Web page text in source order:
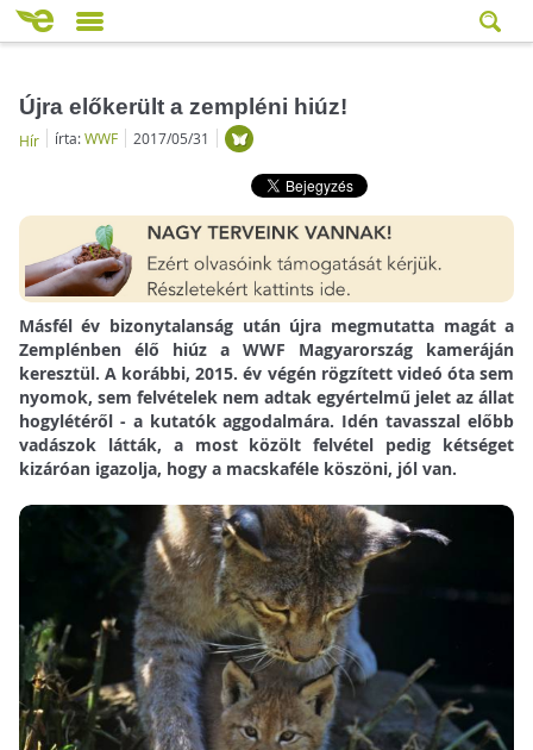
Újra előkerült a zempléni hiúz!
Hír írta:WWF 2017/05/31
Másfél év bizonytalanság után újra megmutatta magát a
Zemplénben élő hiúz a WWF Magyarország kameráján
keresztül. A korábbi, 2015. év végén rögzített videó óta sem
nyomok, sem felvételek nem adtak egyértelmű jelet az állat
hogylétéről - a kutatók aggodalmára. Idén tavasszal előbb
vadászok látták, a most közölt felvétel pedig kétséget
kizáróan igazolja, hogy a macskaféle köszöni, jól van.